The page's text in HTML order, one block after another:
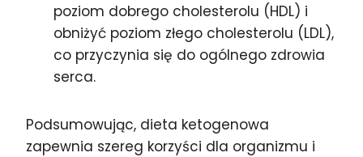
poziom dobrego cholesterolu (HDL) i
obniżyć poziom złego cholesterolu (LDL),
co przyczynia się do ogólnego zdrowia
serca.
Podsumowując, dieta ketogenowa
zapewnia szereg korzyści dla organizmu i